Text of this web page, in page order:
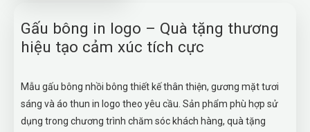
Gấu bông in logo – Quà tặng thương
hiệu tạo cảm xúc tích cực
Mẫu gấu bông nhồi bông thiết kế thân thiện, gương mặt tươi
sáng và áo thun in logo theo yêu cầu. Sản phẩm phù hợp sử
dụng trong chương trình chăm sóc khách hàng, quà tặng